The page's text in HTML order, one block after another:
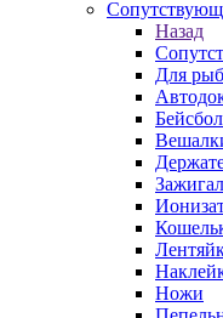
Назад
Для
Ножи